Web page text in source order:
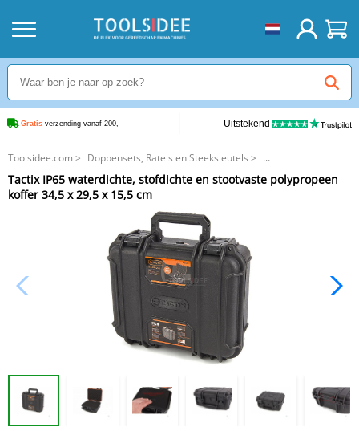
Gratis verzending vanaf 200,- Uitstekend
Toolsidee.com > Doppensets, Ratels en Steeksleutels >
Gereedschapskoffers
Tactix IP65 waterdichte, stofdichte en stootvaste polypropeen koffer 34,5 x
29,5 x 15,5 cm
Tactix IP65 waterdichte, stofdichte en stootvaste polypropeen
koffer 34,5 x 29,5 x 15,5 cm